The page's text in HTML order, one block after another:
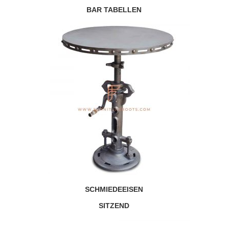
BAR TABELLEN
SCHMIEDEEISEN
SITZEND